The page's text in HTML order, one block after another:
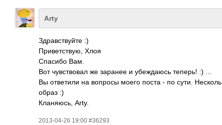
Arty
Здравствуйте :)
Приветствую, Хлоя
Спасибо Вам.
Вот чувствовал же заранее и убеждаюсь теперь! :) ...
Вы ответили на вопросы моего поста - по сути.
образ :)
Кланяюсь, Arty.
2013-04-26 19:00 #36293